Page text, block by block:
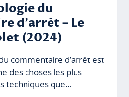
du
d’arrêt – Le
(2024)
commentaire d’arrêt est
des choses les plus
techniques que…